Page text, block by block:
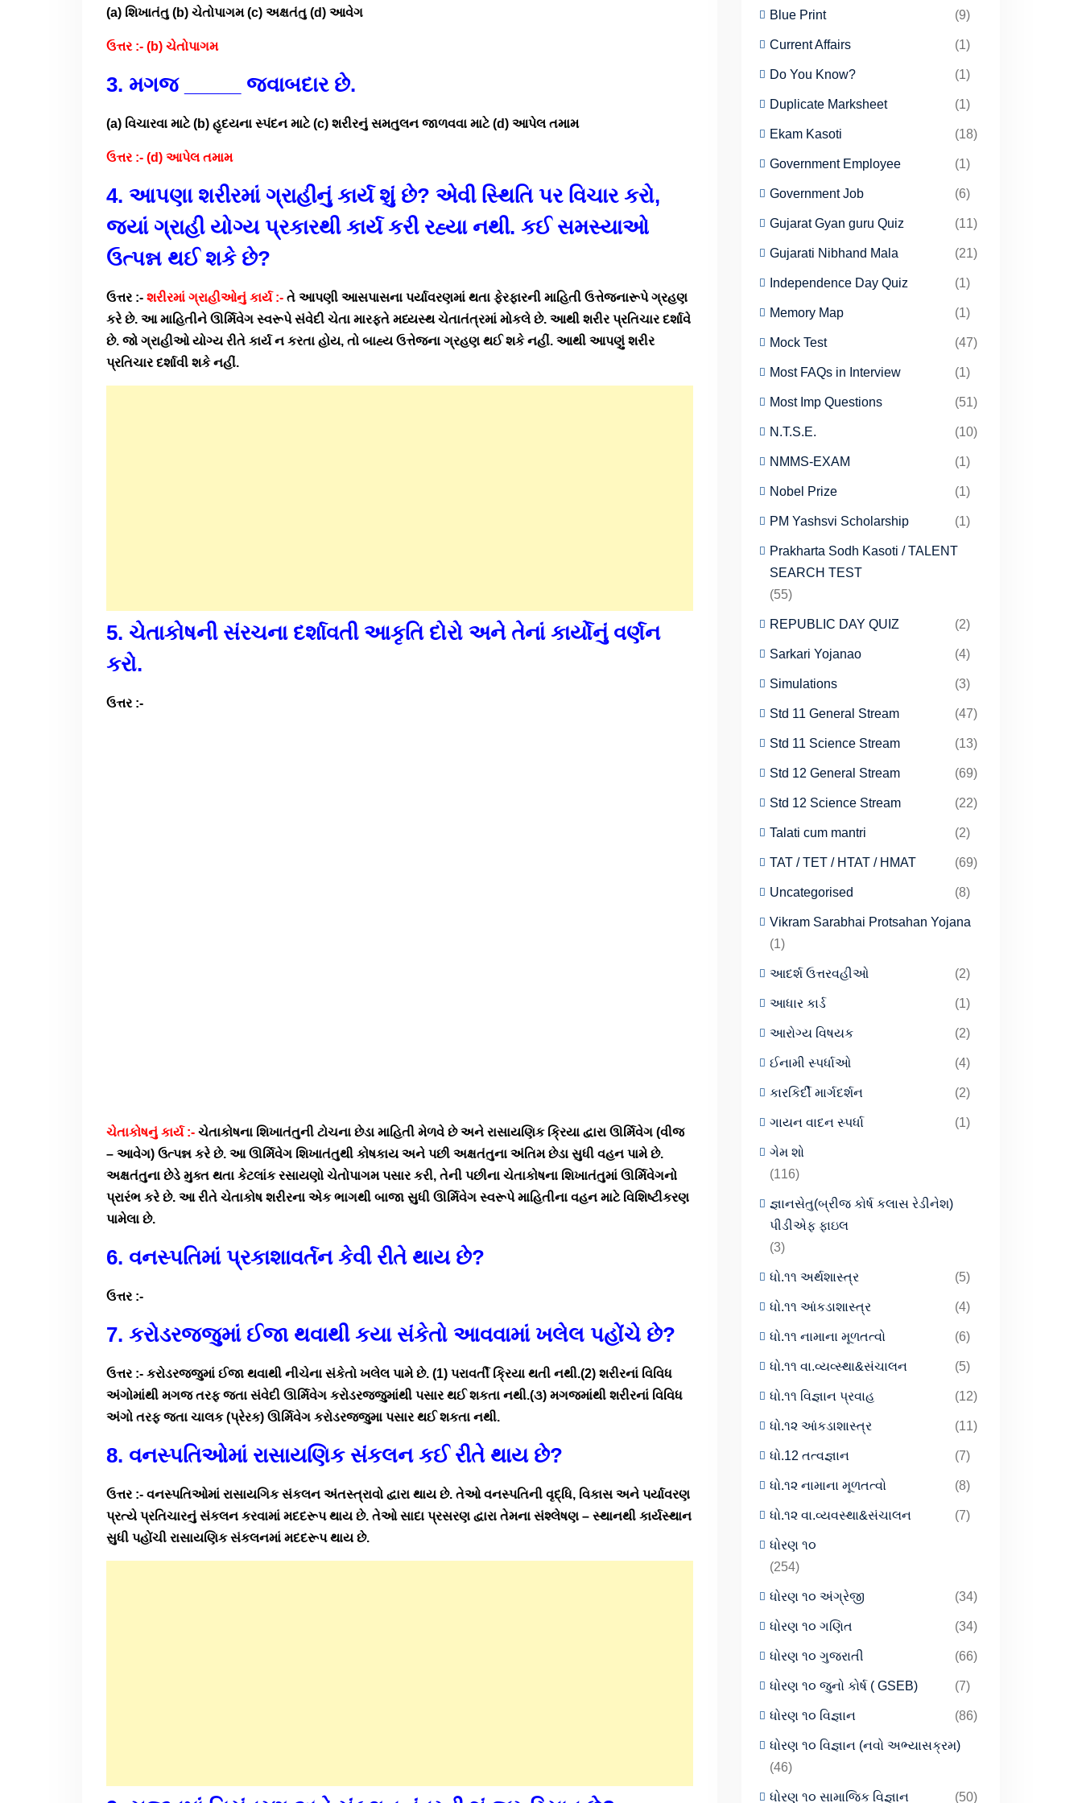
(a) શિખાતંતુ (b) ચેતોપાગમ (c) અક્ષતંતુ (d) આવેગ
ઉત્તર :- (b) ચેતોપાગમ
3. મગજ _____ જવાબદાર છે.
(a) વિચારવા માટે (b) હૃદયના સ્પંદન માટે (c) શરીરનું સમતુલન જાળવવા માટે (d) આપેલ તમામ
ઉત્તર :- (d) આપેલ તમામ
4. આપણા શરીરમાં ગ્રાહીનું કાર્ય શું છે? એવી સ્થિતિ પર વિચાર કરો,
જ્યાં ગ્રાહી યોગ્ય પ્રકારથી કાર્ય કરી રહ્યા નથી. કઈ સમસ્યાઓ
ઉત્પન્ન થઈ શકે છે?
ઉત્તર :- શરીરમાં ગ્રાહીઓનું કાર્ય :- તે આપણી આસપાસના પર્યાવરણમાં થતા ફેરફારની માહિતી ઉત્તેજનારૂપે ગ્રહણ
કરે છે. આ માહિતીને ઊર્મિવેગ સ્વરૂપે સંવેદી ચેતા મારફતે મધ્યસ્થ ચેતાતંત્રમાં મોકલે છે. આથી શરીર પ્રતિચાર દર્શાવે
છે. જો ગ્રાહીઓ યોગ્ય રીતે કાર્ય ન કરતા હોય, તો બાહ્ય ઉત્તેજના ગ્રહણ થઈ શકે નહીં. આથી આપણું શરીર
પ્રતિચાર દર્શાવી શકે નહીં.
5. ચેતાકોષની સંરચના દર્શાવતી આકૃતિ દોરો અને તેનાં કાર્યોનું વર્ણન
કરો.
ઉત્તર :-
ચેતાકોષનું કાર્ય :- ચેતાકોષના શિખાતંતુની ટોચના છેડા માહિતી મેળવે છે અને રાસાયણિક ક્રિયા દ્વારા ઊર્મિવેગ (વીજ
– આવેગ) ઉત્પન્ન કરે છે. આ ઊર્મિવેગ શિખાતંતુથી કોષકાય અને પછી અક્ષતંતુના અંતિમ છેડા સુધી વહન પામે છે.
અક્ષતંતુના છેડે મુક્ત થતા કેટલાંક રસાયણો ચેતોપાગમ પસાર કરી, તેની પછીના ચેતાકોષના શિખાતંતુમાં ઊર્મિવેગનો
પ્રારંભ કરે છે. આ રીતે ચેતાકોષ શરીરના એક ભાગથી બાજા સુધી ઊર્મિવેગ સ્વરૂપે માહિતીના વહન માટે વિશિષ્ટીકરણ
પામેલા છે.
6. વનસ્પતિમાં પ્રકાશાવર્તન કેવી રીતે થાય છે?
ઉત્તર :-
7. કરોડરજ્જુમાં ઈજા થવાથી કયા સંકેતો આવવામાં ખલેલ પહોંચે છે?
ઉત્તર :- કરોડરજ્જુમાં ઈજા થવાથી નીચેના સંકેતો ખલેલ પામે છે. (1) પરાવર્તી ક્રિયા થતી નથી.(2) શરીરનાં વિવિધ
અંગોમાંથી મગજ તરફ જતા સંવેદી ઊર્મિવેગ કરોડરજ્જુમાંથી પસાર થઈ શકતા નથી.(૩) મગજમાંથી શરીરનાં વિવિધ
અંગો તરફ જતા ચાલક (પ્રેરક) ઊર્મિવેગ કરોડરજ્જુમા પસાર થઈ શકતા નથી.
8. વનસ્પતિઓમાં રાસાયણિક સંકલન કઈ રીતે થાય છે?
ઉત્તર :- વનસ્પતિઓમાં રાસાયગિક સંકલન અંતસ્ત્રાવો દ્વારા થાય છે. તેઓ વનસ્પતિની વૃદ્ધિ, વિકાસ અને પર્યાવરણ
પ્રત્યે પ્રતિચારનું સંકલન કરવામાં મદદરૂપ થાય છે. તેઓ સાદા પ્રસરણ દ્વારા તેમના સંશ્લેષણ – સ્થાનથી કાર્યસ્થાન
સુધી પહોંચી રાસાયણિક સંકલનમાં મદદરૂપ થાય છે.
Blue Print (9)
Current Affairs (1)
Do You Know? (1)
Duplicate Marksheet (1)
Ekam Kasoti (18)
Government Employee (1)
Government Job (6)
Gujarat Gyan guru Quiz (11)
Gujarati Nibhand Mala (21)
Independence Day Quiz (1)
Memory Map (1)
Mock Test (47)
Most FAQs in Interview (1)
Most Imp Questions (51)
N.T.S.E. (10)
NMMS-EXAM (1)
Nobel Prize (1)
PM Yashsvi Scholarship (1)
Prakharta Sodh Kasoti / TALENT
SEARCH TEST
(55)
REPUBLIC DAY QUIZ (2)
Sarkari Yojanao (4)
Simulations (3)
Std 11 General Stream (47)
Std 11 Science Stream (13)
Std 12 General Stream (69)
Std 12 Science Stream (22)
Talati cum mantri (2)
TAT / TET / HTAT / HMAT (69)
Uncategorised (8)
Vikram Sarabhai Protsahan Yojana
(1)
આદર્શ ઉત્તરવહીઓ (2)
આધાર કાર્ડ (1)
આરોગ્ય વિષયક (2)
ઈનામી સ્પર્ધાઓ (4)
કારકિર્દી માર્ગદર્શન (2)
ગાયન વાદન સ્પર્ધા (1)
ગેમ શો
(116)
જ્ઞાનસેતુ(બ્રીજ કોર્ષ કલાસ રેડીનેશ)
પીડીએફ ફાઇલ
(3)
ધો.૧૧ અર્થશાસ્ત્ર (5)
ધો.૧૧ આંકડાશાસ્ત્ર (4)
ધો.૧૧ નામાના મૂળતત્વો (6)
ધો.૧૧ વા.વ્યવ્સ્થા&સંચાલન (5)
ધો.૧૧ વિજ્ઞાન પ્રવાહ (12)
ધો.૧૨ આંકડાશાસ્ત્ર (11)
ધો.12 તત્વજ્ઞાન (7)
ધો.૧૨ નામાના મૂળતત્વો (8)
ધો.૧૨ વા.વ્યવસ્થા&સંચાલન (7)
ધોરણ ૧૦
(254)
ધોરણ ૧૦ અંગ્રેજી (34)
ધોરણ ૧૦ ગણિત (34)
ધોરણ ૧૦ ગુજરાતી (66)
ધોરણ ૧૦ જુનો કોર્ષ ( GSEB) (7)
ધોરણ ૧૦ વિજ્ઞાન (86)
ધોરણ ૧૦ વિજ્ઞાન (નવો અભ્યાસક્રમ)
(46)
ધોરણ ૧૦ સામાજિક વિજ્ઞાન (50)